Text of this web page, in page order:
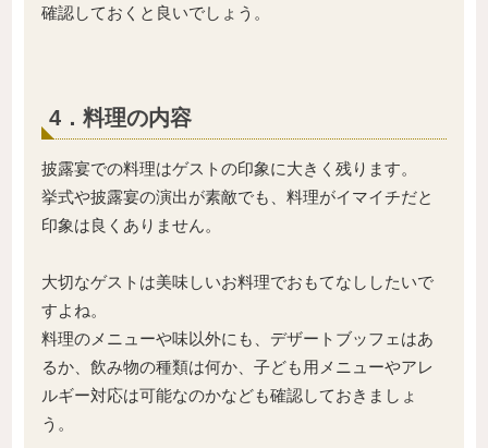
確認しておくと良いでしょう。
4．料理の内容
披露宴での料理はゲストの印象に大きく残ります。
挙式や披露宴の演出が素敵でも、料理がイマイチだと
印象は良くありません。
大切なゲストは美味しいお料理でおもてなししたいで
すよね。
料理のメニューや味以外にも、デザートブッフェはあ
るか、飲み物の種類は何か、子ども用メニューやアレ
ルギー対応は可能なのかなども確認しておきましょ
う。